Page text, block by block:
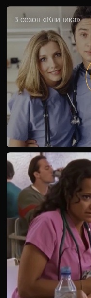
развода.
оказывается
необходимость
Конфликт между
рабочем месте
защищает Эллиот.
врагов после
Эллиот, которая
неуверенной. Ей
переменны в своей
внешнего облика.
продолжает
приключениях группы
3 сезон «Клиника»